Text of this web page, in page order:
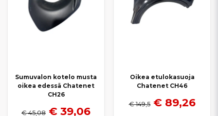
Sumuvalon kotelo musta
oikea edessä Chatenet
CH26
€ 45,08 € 39,06
Oikea etulokasuoja
Chatenet CH46
€ 149,5 € 89,26